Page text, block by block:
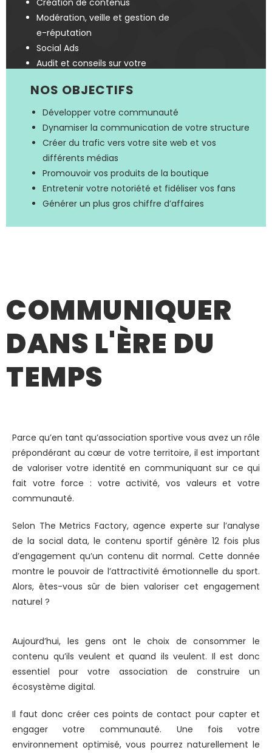
Création de contenus
Modération, veille et gestion de
e-réputation
Social Ads
Audit et conseils sur votre
NOS OBJECTIFS
Développer votre communauté
Dynamiser la communication de votre structure
Créer du trafic vers votre site web et vos
différents médias
Promouvoir vos produits de la boutique
Entretenir votre notoriété et fidéliser vos fans
Générer un plus gros chiffre d’affaires
COMMUNIQUER
DANS L'ÈRE DU
TEMPS
Parce qu’en tant qu’association sportive vous avez un rôle
prépondérant au cœur de votre territoire, il est important
de valoriser votre identité en communiquant sur ce qui
fait votre force : votre activité, vos valeurs et votre
communauté.
Selon The Metrics Factory, agence experte sur l’analyse
de la social data, le contenu sportif génère 12 fois plus
d’engagement qu’un contenu dit normal. Cette donnée
montre le pouvoir de l’attractivité émotionnelle du sport.
Alors, êtes-vous sûr de bien valoriser cet engagement
naturel ?
Aujourd’hui, les gens ont le choix de consommer le
contenu qu’ils veulent et quand ils veulent. Il est donc
essentiel pour votre association de construire un
écosystème digital.
Il faut donc créer ces points de contact pour capter et
engager votre communauté. Une fois votre
environnement optimisé, vous pourrez naturellement le